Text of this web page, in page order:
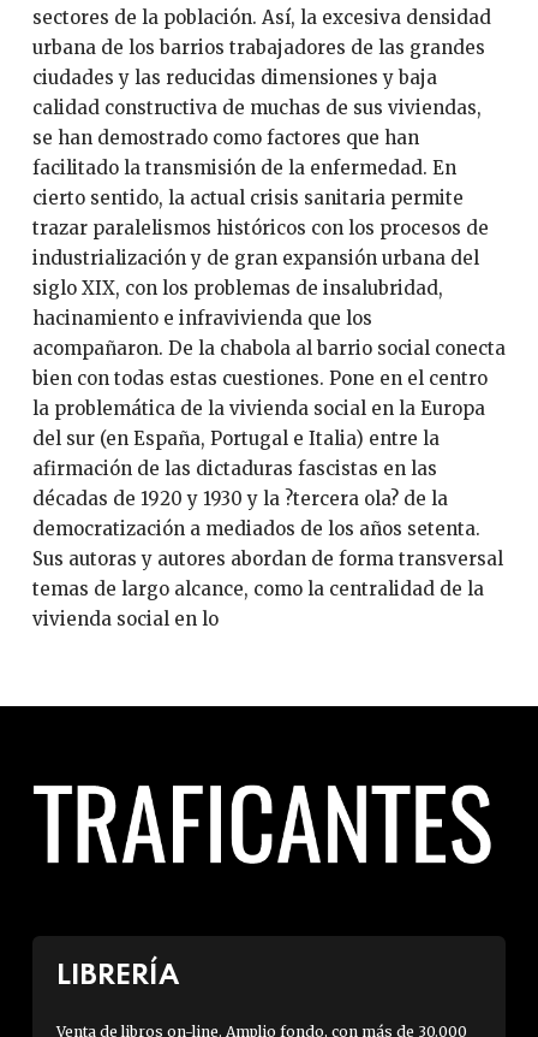
sectores de la población. Así, la excesiva densidad
urbana de los barrios trabajadores de las grandes
ciudades y las reducidas dimensiones y baja
calidad constructiva de muchas de sus viviendas,
se han demostrado como factores que han
facilitado la transmisión de la enfermedad. En
cierto sentido, la actual crisis sanitaria permite
trazar paralelismos históricos con los procesos de
industrialización y de gran expansión urbana del
siglo XIX, con los problemas de insalubridad,
hacinamiento e infravivienda que los
acompañaron. De la chabola al barrio social conecta
bien con todas estas cuestiones. Pone en el centro
la problemática de la vivienda social en la Europa
del sur (en España, Portugal e Italia) entre la
afirmación de las dictaduras fascistas en las
décadas de 1920 y 1930 y la ?tercera ola? de la
democratización a mediados de los años setenta.
Sus autoras y autores abordan de forma transversal
temas de largo alcance, como la centralidad de la
vivienda social en lo
LIBRERÍA
Venta de libros on-line. Amplio fondo, con más de 30.000